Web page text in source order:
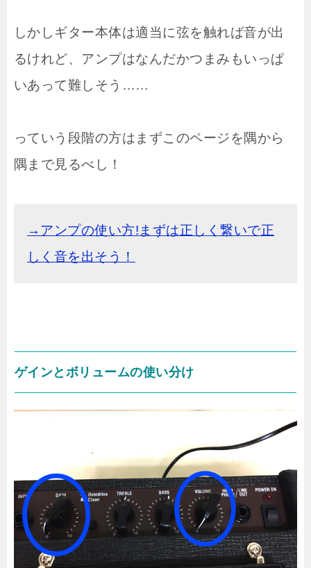
しかしギター本体は適当に弦を触れば音が出
るけれど、アンプはなんだかつまみもいっぱ
いあって難しそう……
っていう段階の方はまずこのページを隅から
隅まで見るべし！
→アンプの使い方!まずは正しく繋いで正
しく音を出そう！
ゲインとボリュームの使い分け